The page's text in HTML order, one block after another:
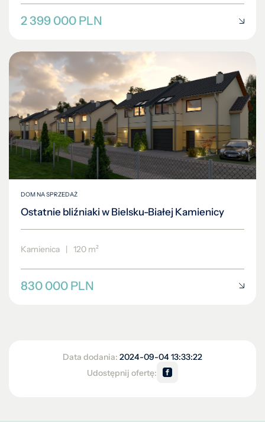
2 399 000 PLN
DOM NA SPRZEDAŻ
Ostatnie bliźniaki w Bielsku-Białej Kamienicy
Kamienica | 120 m²
830 000 PLN
Data dodania: 2024-09-04 13:33:22
Udostępnij ofertę: